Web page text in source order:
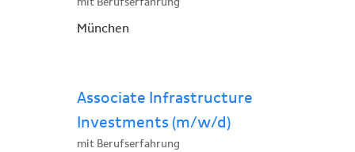
München
Associate Infrastructure
Investments (m/w/d)
mit Berufserfahrung